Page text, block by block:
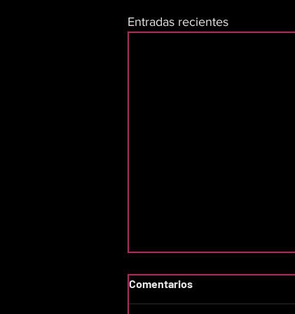
Entradas recientes
Comentarios